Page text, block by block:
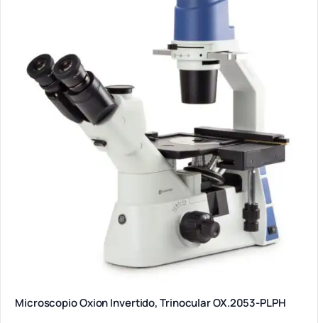
Microscopio Oxion Invertido, Trinocular OX.2053-PLPH